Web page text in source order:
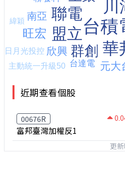
近期查看個股
00676R
富邦臺灣加權反1
更